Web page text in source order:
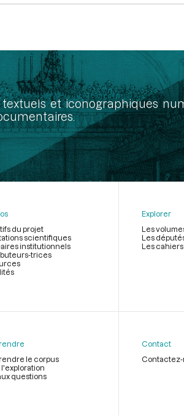
et iconographiques
du projet
scientifiques
institutionnels
trices
Explorer
Les
Les
Les
le corpus
l'exploration
questions
Contact